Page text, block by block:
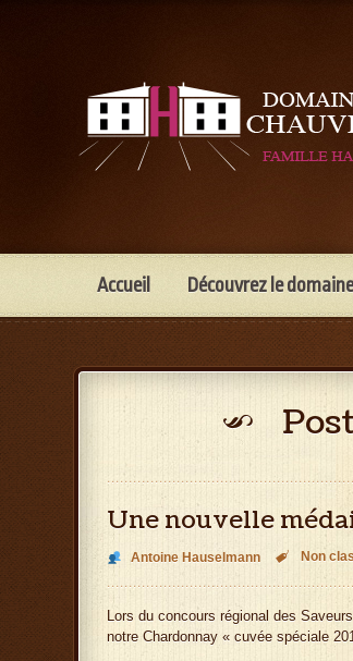
Accueil Découvrez le domaine
Une nouvelle
Antoine Hauselmann  Non
Lors du concours régional des
notre Chardonnay « cuvée spéciale